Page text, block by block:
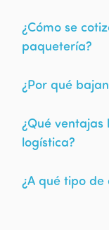
¿Cómo se
paquetería?
¿Por qué
¿Qué
logística?
¿A qué tipo